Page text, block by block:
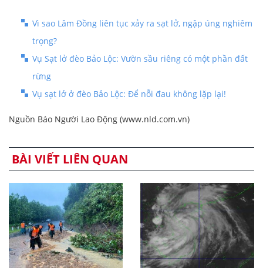
Vì sao Lâm Đồng liên tục xảy ra sạt lở, ngập úng nghiêm
trọng?
Vụ Sạt lở đèo Bảo Lộc: Vườn sầu riêng có một phần đất
rừng
Vụ sạt lở ở đèo Bảo Lộc: Để nỗi đau không lặp lại!
Nguồn Báo Người Lao Động (www.nld.com.vn)
BÀI VIẾT LIÊN QUAN